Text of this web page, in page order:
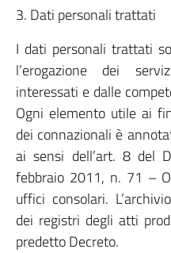
3. Dati personali trattati
I dati personali trattati
l’erogazione dei
interessati e dalle
Ogni elemento utile ai
dei connazionali è
ai sensi dell’art. 8 del
febbraio 2011, n. 71 –
uffici consolari.
dei registri degli atti
predetto Decreto.